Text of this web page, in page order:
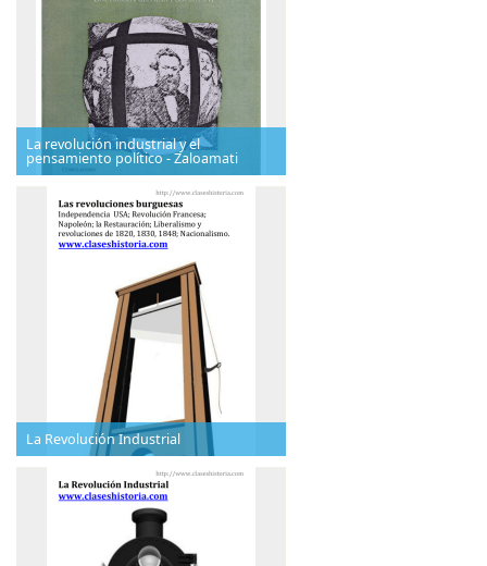
La revolución industrial y el
pensamiento político - Zaloamati
La Revolución Industrial